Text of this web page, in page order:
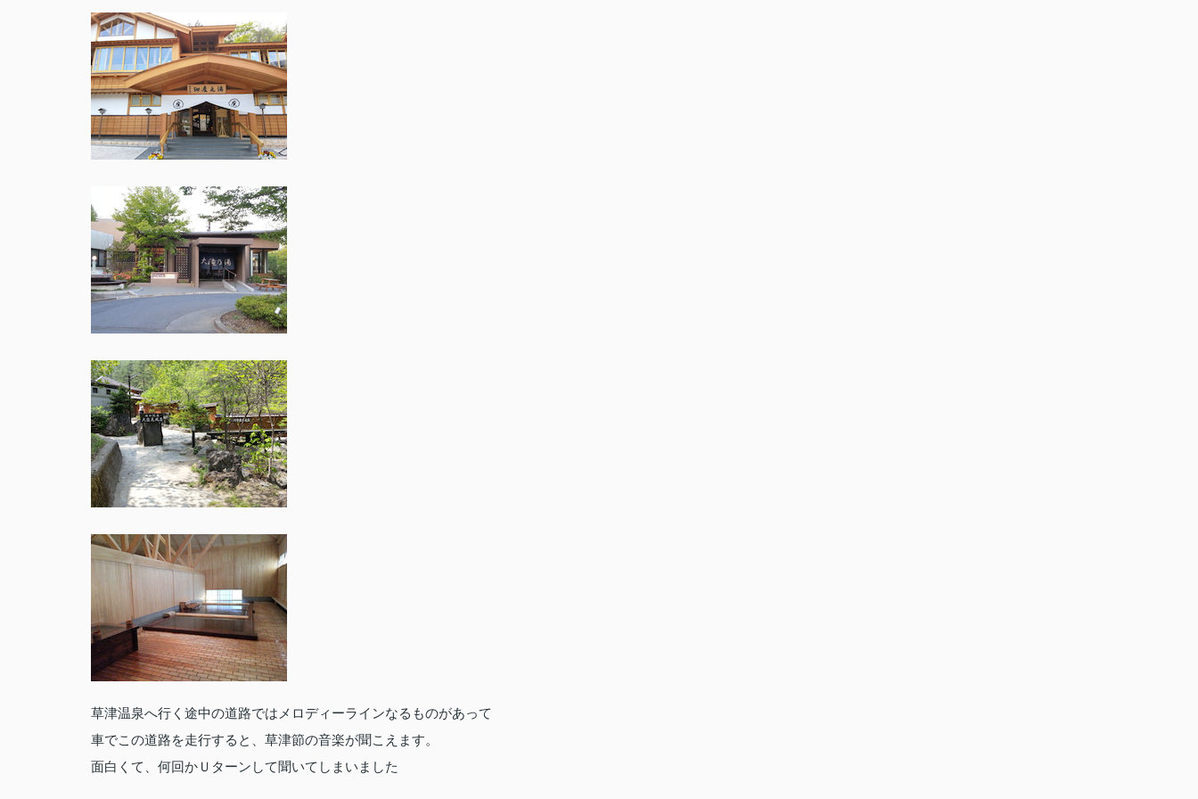
草津温泉へ行く途中の道路ではメロディーラインなるものがあって
車でこの道路を走行すると、草津節の音楽が聞こえます。
面白くて、何回かＵターンして聞いてしまいました